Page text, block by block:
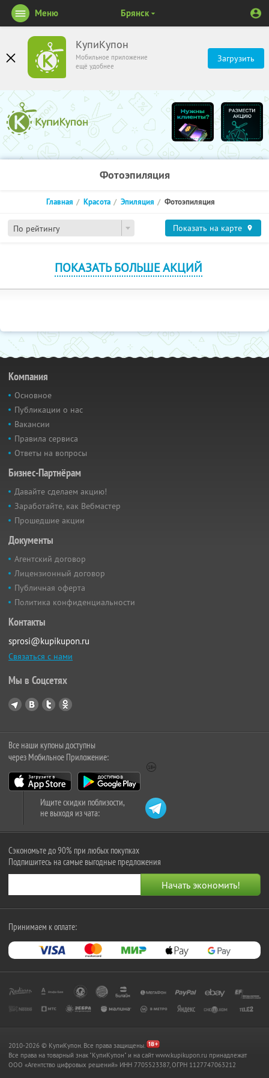
КупиКупон
Мобильное приложение
ещё удобнее
Загрузить
Меню Брянск
Фотоэпиляция
По рейтингу
Главная Красота Эпиляция Фотоэпиляция
Показать на карте
ПОКАЗАТЬ БОЛЬШЕ АКЦИЙ
Компания
Основное
Публикации о нас
Вакансии
Правила сервиса
Ответы на вопросы
Бизнес-Партнёрам
Давайте сделаем акцию!
Заработайте, как Вебмастер
Прошедшие акции
Документы
Агентский договор
Лицензионный договор
Публичная оферта
Политика конфиденциальности
Контакты
sprosi@kupikupon.ru
Связаться с нами
Мы в Соцсетях
Все наши купоны доступны
через Мобильное Приложение:
Ищите скидки поблизости,
не выходя из чата:
Сэкономьте до 90% при любых покупках
Подпишитесь на самые выгодные предложения
Принимаем к оплате:
2010-2026 © КупиКупон. Все права защищены.
Все права на товарный знак "КупиКупон" и на сайт www.kupikupon.ru принадлежат
OOO «Агентство цифровых решений» ИНН 7705523387, ОГРН 1127747063212